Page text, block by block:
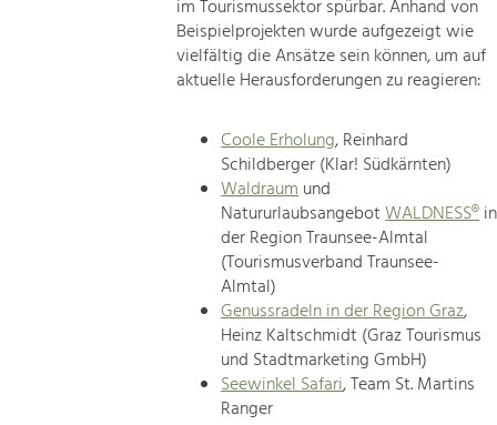
im Tourismussektor spürbar. Anhand von
Beispielprojekten wurde aufgezeigt wie
vielfältig die Ansätze sein können, um auf
aktuelle Herausforderungen zu reagieren:
Coole Erholung, Reinhard
Schildberger (Klar! Südkärnten)
Waldraumund
NatururlaubsangebotWALDNESS®in
der Region Traunsee-Almtal
(Tourismusverband Traunsee-
Almtal)
Genussradeln in der Region Graz,
Heinz Kaltschmidt (Graz Tourismus
und Stadtmarketing GmbH)
Seewinkel Safari, Team St. Martins
Ranger